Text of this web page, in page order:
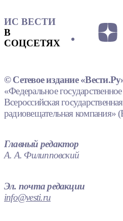
ИС ВЕСТИ
В
СОЦСЕТЯХ
© Сетевое издание
«Федеральное
Всероссийская
радиовещательная
Главный редактор
А. А. Филипповский
Эл. почта редакции
info@vesti.ru